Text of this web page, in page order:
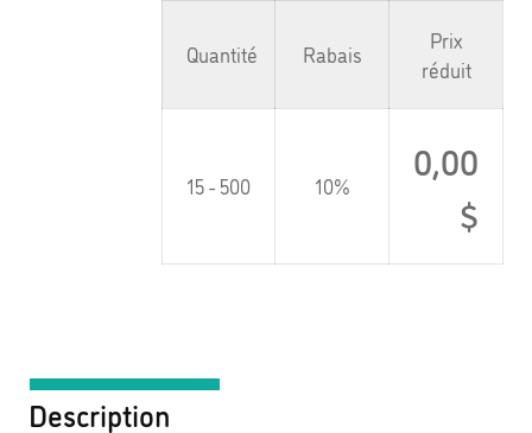
Quantité Rabais
Prix
réduit
15 - 500 10%
0,00
$
Description